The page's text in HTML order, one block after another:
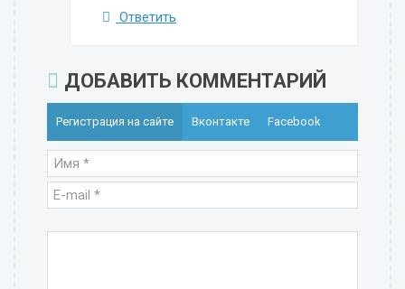
Ответить
ДОБАВИТЬ КОММЕНТАРИЙ
Регистрация на сайте Вконтакте Facebook